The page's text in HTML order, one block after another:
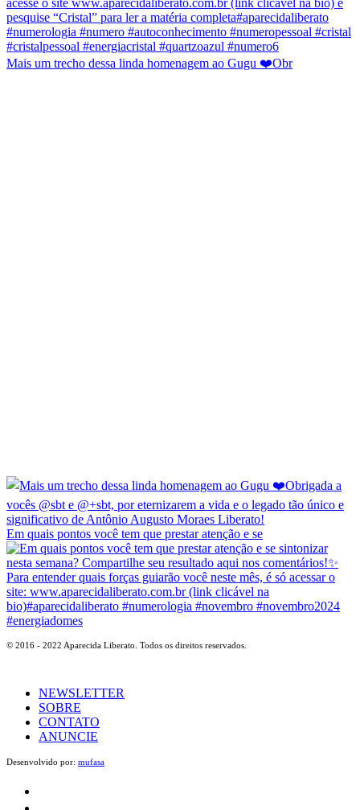
Mais um trecho dessa linda homenagem ao Gugu ❤️Obr
Em quais pontos você tem que prestar atenção e se
© 2016 - 2022 Aparecida Liberato. Todos os direitos reservados.
NEWSLETTER
SOBRE
CONTATO
ANUNCIE
Desenvolvido por: mufasa